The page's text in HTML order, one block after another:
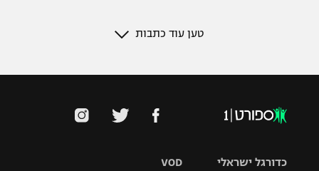
טען עוד כתבות
VOD כדורגל ישראלי